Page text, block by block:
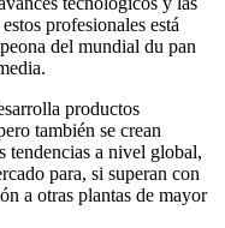
profesionales está
del mundial du pan
productos
también se crean
tendencias a nivel global,
para, si superan con
a otras plantas de mayor